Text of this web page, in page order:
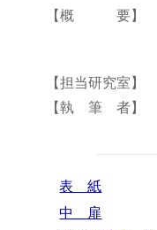
【概 要】
【担当研究室】
【執 筆 者】
表 紙
中 扉